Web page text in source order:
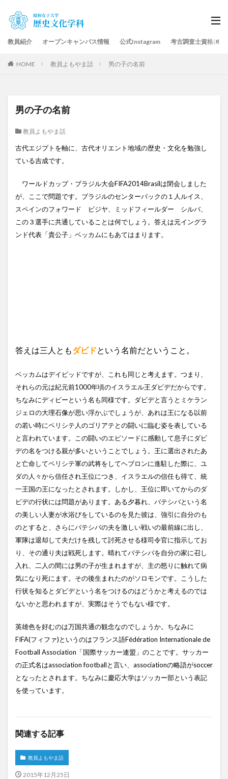
教員紹介 オープンキャンパス情報 公式Instagram 考古調査士資格につ
HOME 教員よもやま話 男の子の名前
男の子の名前
教員よもやま話
古代エジプトを軸に、古代オリエント地域の歴史・文化を勉強し
ている吉成です。
ワールドカップ・ブラジル大会FIFA2014Brasilは閉会しました
が、ここで問題です。ブラジルのセンターバックの１人ルイス、
スペインのフォワード ビジヤ、ミッドフィールダー シルバ、
この３選手に共通していることは何でしょう。答えは元イングラ
ンド代表「貴公子」ベッカムにもあてはまります。
答えは三人ともダビドという名前だということ。
ベッカムはデイビッドですが、これも同じと考えます。つまり、
それらの元は紀元前1000年頃のイスラエル王ダビデだからです。
ちなみにディビーという名も同様です。ダビデと言うとミケラン
ジェロの大理石像が思い浮かぶでしょうが、あれは王になる以前
の若い時にペリシテ人のゴリアテとの闘いに臨む姿を表している
と言われています。この闘いのエピソードに感動して息子にダビ
デの名をつける親が多いということでしょう。王に選出されたあ
と亡命してペリシテ軍の武将をしてヘブロンに進駐した際に、ユ
ダの人々から信任され王位につき、イスラエルの信任も得て、統
一王国の王になったとされます。しかし、王位に即いてからのダ
ビデの行状には問題があります。ある夕暮れ、バテシバという名
の美しい人妻が水浴びをしているのを見た彼は、強引に自分のも
のとすると、さらにバテシバの夫を激しい戦いの最前線に出し、
軍隊は退却して夫だけを残して討死させる様司令官に指示してお
り、その通り夫は戦死します。晴れてバテシバを自分の家に召し
入れ、二人の間には男の子が生まれますが、主の怒りに触れて病
気になり死にます。その後生まれたのがソロモンです。こうした
行状を知るとダビデという名をつけるのはどうかと考えるのでは
ないかと思われますが、実際はそうでもない様です。
英雄色を好むのは万国共通の観念なのでしょうか。ちなみに
FIFA(フィファ)というのはフランス語Fédération Internationale de
Football Association「国際サッカー連盟」のことです。サッカー
の正式名はassociation footballと言い、associationの略語がsoccer
となったとされます。ちなみに慶応大学はソッカー部という表記
を使っています。
関連する記事
教員よもやま話
2015年12月25日